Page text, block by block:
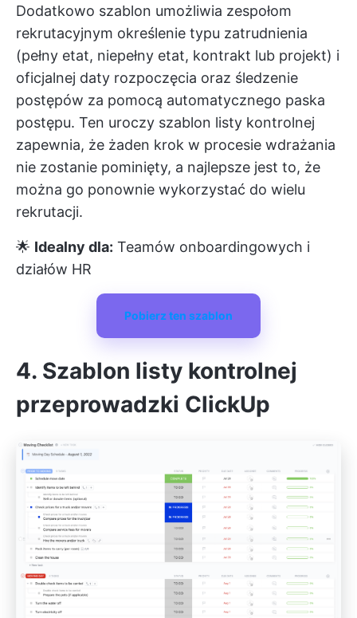
Dodatkowo szablon umożliwia zespołom
rekrutacyjnym określenie typu zatrudnienia
(pełny etat, niepełny etat, kontrakt lub projekt) i
oficjalnej daty rozpoczęcia oraz śledzenie
postępów za pomocą automatycznego paska
postępu. Ten uroczy szablon listy kontrolnej
zapewnia, że żaden krok w procesie wdrażania
nie zostanie pominięty, a najlepsze jest to, że
można go ponownie wykorzystać do wielu
rekrutacji.
🌟 Idealny dla: Teamów onboardingowych i
działów HR
Pobierz ten szablon
4. Szablon listy kontrolnej
przeprowadzki ClickUp